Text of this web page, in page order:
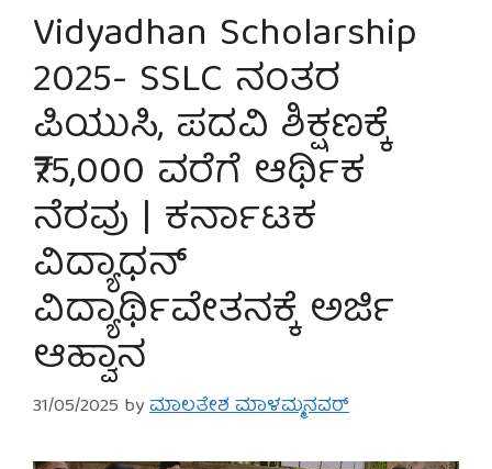
Vidyadhan Scholarship
2025- SSLC ನಂತರ
ಪಿಯುಸಿ, ಪದವಿ ಶಿಕ್ಷಣಕ್ಕೆ
₹75,000 ವರೆಗೆ ಆರ್ಥಿಕ
ನೆರವು | ಕರ್ನಾಟಕ
ವಿದ್ಯಾಧನ್
ವಿದ್ಯಾರ್ಥಿವೇತನಕ್ಕೆ ಅರ್ಜಿ
ಆಹ್ವಾನ
31/05/2025 byಮಾಲತೇಶ ಮಾಳಮ್ಮನವರ್